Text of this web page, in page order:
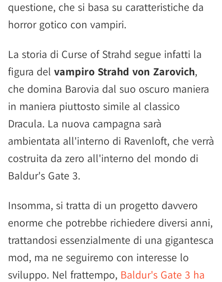
questione, che si basa su caratteristiche da
horror gotico con vampiri.
La storia di Curse of Strahd segue infatti la
figura del vampiro Strahd von Zarovich,
che domina Barovia dal suo oscuro maniera
in maniera piuttosto simile al classico
Dracula. La nuova campagna sarà
ambientata all'interno di Ravenloft, che verrà
costruita da zero all'interno del mondo di
Baldur's Gate 3.
Insomma, si tratta di un progetto davvero
enorme che potrebbe richiedere diversi anni,
trattandosi essenzialmente di una gigantesca
mod, ma ne seguiremo con interesse lo
sviluppo. Nel frattempo, Baldur's Gate 3 ha